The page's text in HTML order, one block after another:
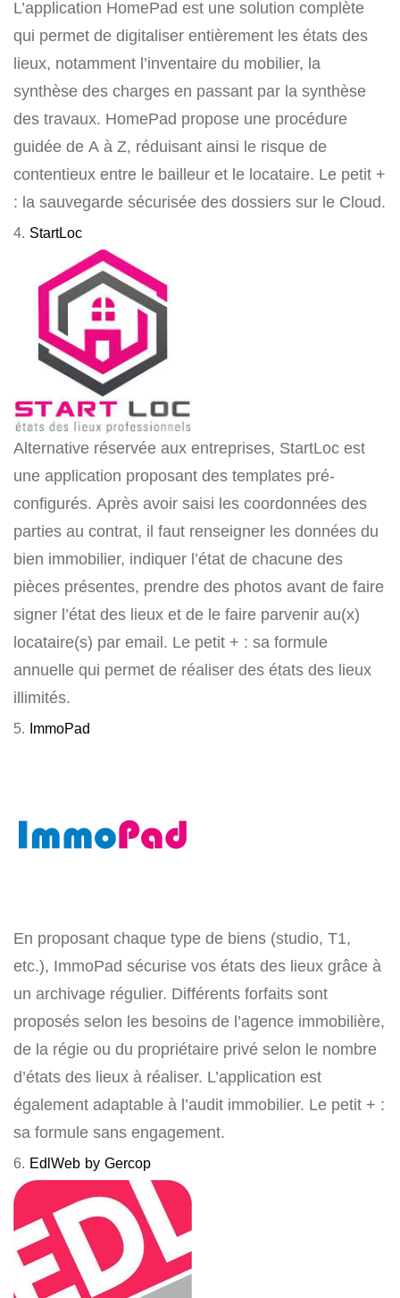
L’application HomePad est une solution complète
qui permet de digitaliser entièrement les états des
lieux, notamment l’inventaire du mobilier, la
synthèse des charges en passant par la synthèse
des travaux. HomePad propose une procédure
guidée de A à Z, réduisant ainsi le risque de
contentieux entre le bailleur et le locataire. Le petit +
: la sauvegarde sécurisée des dossiers sur le Cloud.
4. StartLoc
Alternative réservée aux entreprises, StartLoc est
une application proposant des templates pré-
configurés. Après avoir saisi les coordonnées des
parties au contrat, il faut renseigner les données du
bien immobilier, indiquer l’état de chacune des
pièces présentes, prendre des photos avant de faire
signer l’état des lieux et de le faire parvenir au(x)
locataire(s) par email. Le petit + : sa formule
annuelle qui permet de réaliser des états des lieux
illimités.
5. ImmoPad
En proposant chaque type de biens (studio, T1,
etc.), ImmoPad sécurise vos états des lieux grâce à
un archivage régulier. Différents forfaits sont
proposés selon les besoins de l’agence immobilière,
de la régie ou du propriétaire privé selon le nombre
d’états des lieux à réaliser. L’application est
également adaptable à l’audit immobilier. Le petit + :
sa formule sans engagement.
6. EdlWeb by Gercop